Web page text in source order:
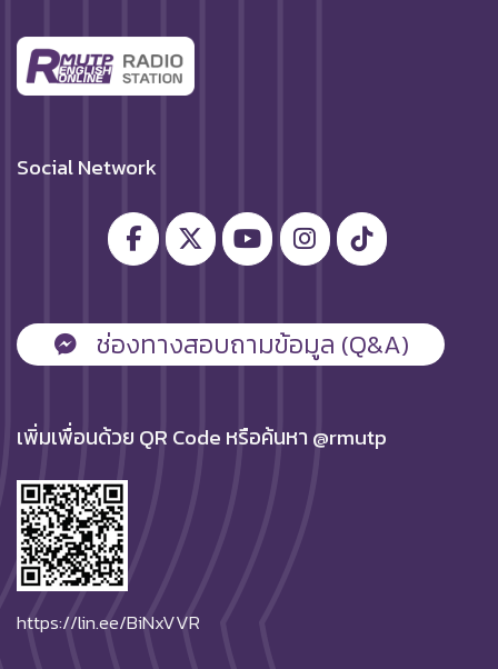
Social Network
ช่องทางสอบถามข้อมูล (Q&A)
เพิ่มเพื่อนด้วย QR Code หรือค้นหา @rmutp
https://lin.ee/BiNxVVR